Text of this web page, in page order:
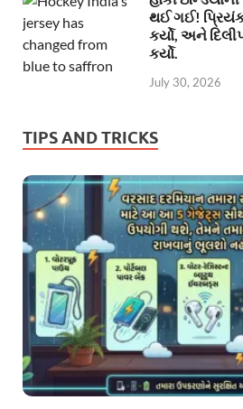
થઈ ગઈ!
કર્યો, અને
કર્યો.
July 30, 2026
TIPS AND TRICKS